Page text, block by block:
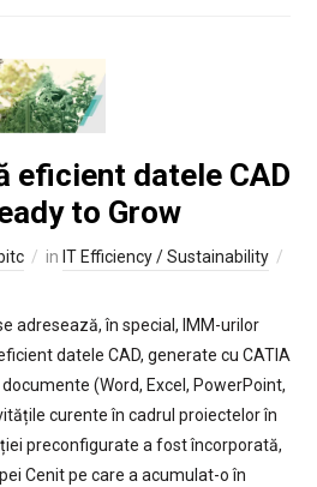
eficient datele CAD
to Grow
in IT Efficiency / Sustainability
adresează, în special, IMM-urilor
datele CAD, generate cu CATIA
(Word, Excel, PowerPoint,
curente în cadrul proiectelor în
preconfigurate a fost încorporată,
Cenit pe care a acumulat-o în